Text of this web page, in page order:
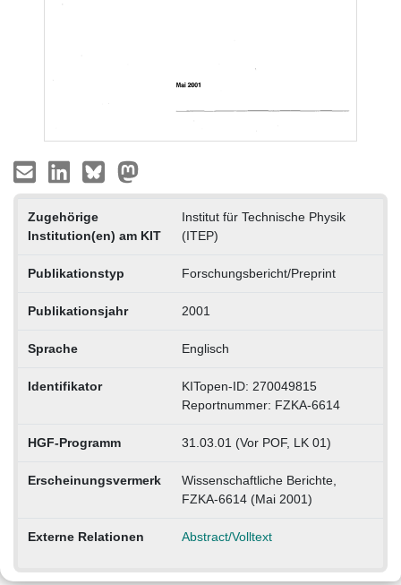
Zugehörige
Institution(en) am KIT
Institut für Technische Physik
(ITEP)
Publikationstyp Forschungsbericht/Preprint
Publikationsjahr 2001
Sprache Englisch
Identifikator
KITopen-ID: 270049815
Reportnummer: FZKA-6614
HGF-Programm 31.03.01 (Vor POF, LK 01)
Erscheinungsvermerk
Wissenschaftliche Berichte,
FZKA-6614 (Mai 2001)
Externe Relationen Abstract/Volltext